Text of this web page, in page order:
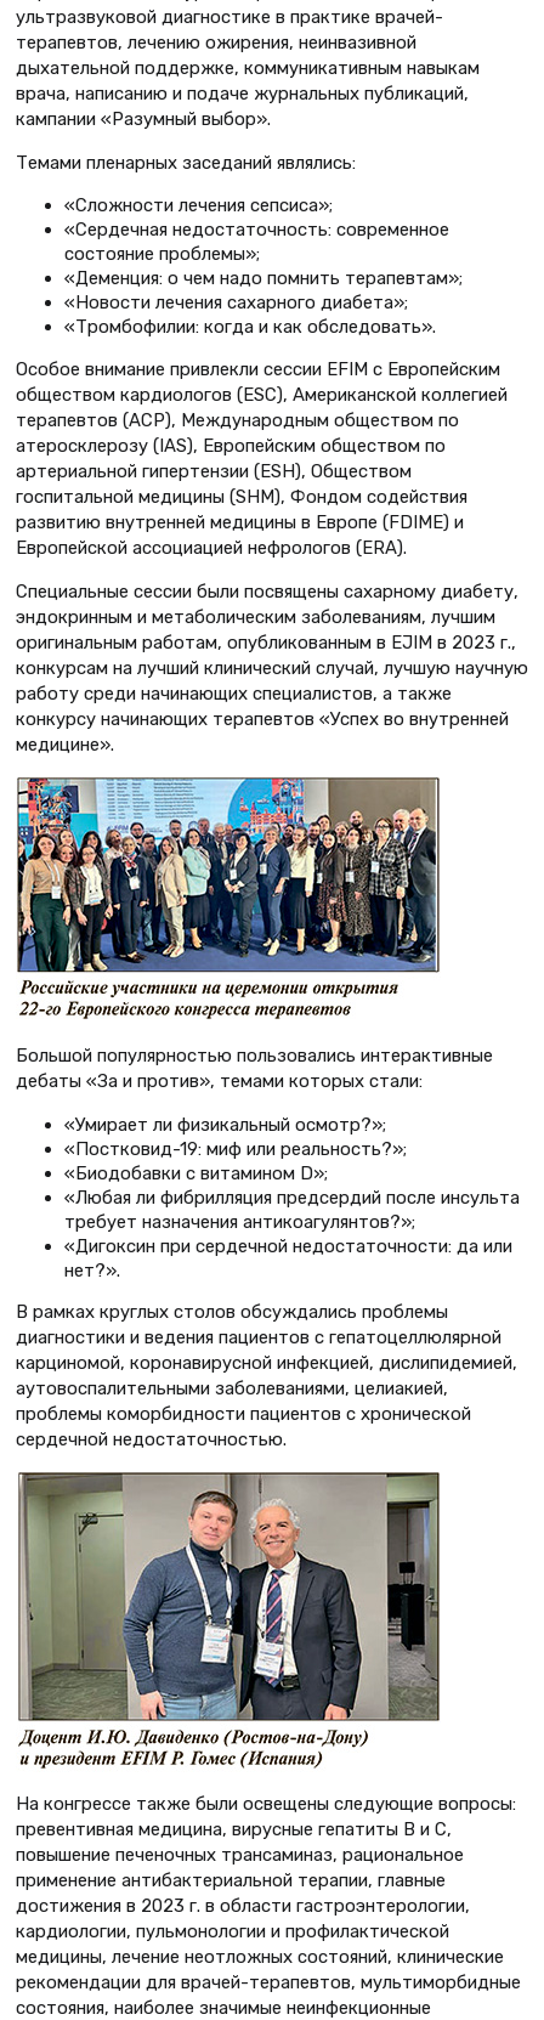
ультразвуковой диагностике в практике врачей-
терапевтов, лечению ожирения, неинвазивной
дыхательной поддержке, коммуникативным навыкам
врача, написанию и подаче журнальных публикаций,
кампании «Разумный выбор».
Темами пленарных заседаний являлись:
«Сложности лечения сепсиса»;
«Сердечная недостаточность: современное
состояние проблемы»;
«Деменция: о чем надо помнить терапевтам»;
«Новости лечения сахарного диабета»;
«Тромбофилии: когда и как обследовать».
Особое внимание привлекли сессии EFIM с Евро­пейским
обществом кардиологов (ESC), Американской коллегией
терапевтов (ACP), Международным обществом по
атеросклерозу (IAS), Европейским обществом по
артериальной гипертензии (ESH), Обществом
госпитальной медицины (SHM), Фондом содействия
развитию внутренней медицины в Европе (FDIME) и
Европейской ассоциацией нефрологов (ERA).
Специальные сессии были посвящены сахарному диабету,
эндокринным и метаболическим заболеваниям, лучшим
оригинальным работам, опубликованным в EJIM в 2023 г.,
конкурсам на лучший клинический случай, лучшую научную
работу среди начинающих специалистов, а также
конкурсу начинающих терапевтов «Успех во внутренней
медицине».
Большой популярностью пользовались интерактивные
дебаты «За и против», темами которых стали:
«Умирает ли физикальный осмотр?»;
«Постковид-19: миф или реальность?»;
«Биодобавки с витамином D»;
«Любая ли фибрилляция предсердий после инсульта
требует назначения антикоагулянтов?»;
«Дигоксин при сердечной недостаточности: да или
нет?».
В рамках круглых столов обсуждались проблемы
диагностики и ведения пациентов с гепатоцеллюлярной
карциномой, коронавирусной инфекцией, дислипидемией,
аутовоспалительными заболеваниями, целиакией,
проблемы коморбидности пациентов с хронической
сердечной недостаточностью.
На конгрессе также были освещены следующие вопросы:
превентивная медицина, вирусные гепатиты В и С,
повышение печеночных трансаминаз, рациональное
применение антибактериальной терапии, главные
достижения в 2023 г. в области гастроэнтерологии,
кардиологии, пульмонологии и профилактической
медицины, лечение неотложных состояний, клинические
рекомендации для врачей-терапевтов, мультиморбидные
состояния, наиболее значимые неинфекционные